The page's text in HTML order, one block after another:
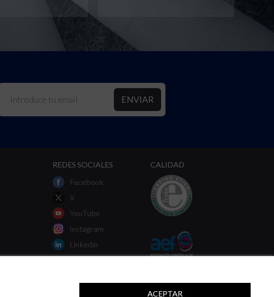
ACEPTAR
REDES SOCIALES
Facebook
X
YouTube
Instagram
Linkedin
CALIDAD